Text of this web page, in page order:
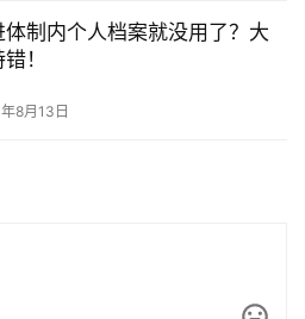
体制内个人档案就没用了？大
！
8月13日